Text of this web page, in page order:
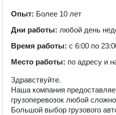
Опыт: Более 10 лет
Дни работы: любой день
Время работы: с 6:00 по
Место работы: по адресу и
Здравствуйте.
Наша компания
грузоперевозок любой
Большой выбор грузового